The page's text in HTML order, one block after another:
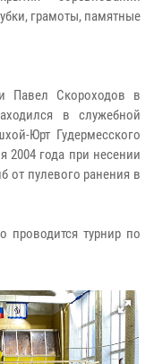
грамоты, памятные
Павел Скороходов в
в служебной
Юрт Гудермесского
2004 года при несении
от пулевого ранения в
проводится турнир по